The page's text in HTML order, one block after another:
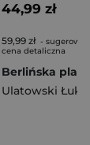
44,99 zł
59,99 zł -
cena detaliczna
Ulatowski